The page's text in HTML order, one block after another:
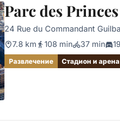
Parc des Princes
24 Rue du Commandant
7.8 km 108 min 37 min
Развлечение Стадион и арена